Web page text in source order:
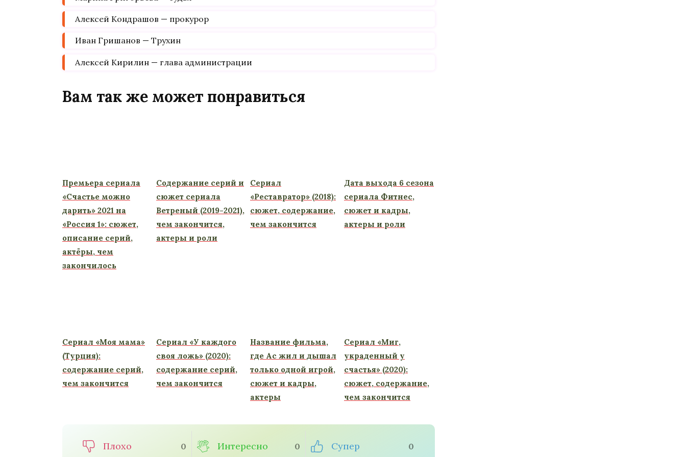
Алексей Кондрашов — прокурор
Иван Гришанов — Трухин
Алексей Кирилин — глава администрации
Вам так же может понравиться
Премьера сериала
«Счастье можно
дарить» 2021 на
«Россия 1»: сюжет,
описание серий,
актёры, чем
закончилось
Содержание серий и
сюжет сериала
Ветреный (2019-2021),
чем закончится,
актеры и роли
Сериал
«Реставратор» (2018):
сюжет, содержание,
чем закончится
Дата выхода 6 сезона
сериала Фитнес,
сюжет и кадры,
актеры и роли
Сериал «Моя мама»
(Турция):
содержание серий,
чем закончится
Сериал «У каждого
своя ложь» (2020):
содержание серий,
чем закончится
Название фильма,
где Ас жил и дышал
только одной игрой,
сюжет и кадры,
актеры
Сериал «Миг,
украденный у
счастья» (2020):
сюжет, содержание,
чем закончится
Плохо 0 Интересно 0 Супер 0